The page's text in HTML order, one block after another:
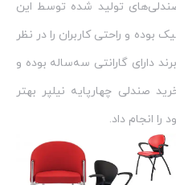
تولید شده توسط این
بوده و راحتی کاربران را در نظر
دارای گارانتی سه‌ساله بوده و
صندلی چهارپایه نیلپر بهتر
انجام داد.